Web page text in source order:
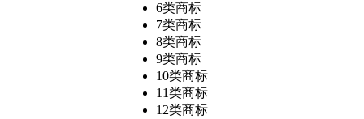
6类商标
7类商标
8类商标
9类商标
10类商标
11类商标
12类商标